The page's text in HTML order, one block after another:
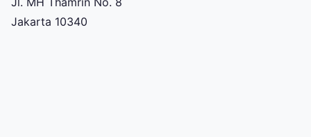
Jakarta 10340